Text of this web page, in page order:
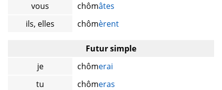
vous
chômâtes
ils, elles
chômèrent
Futur simple
je
chômerai
tu
chômeras